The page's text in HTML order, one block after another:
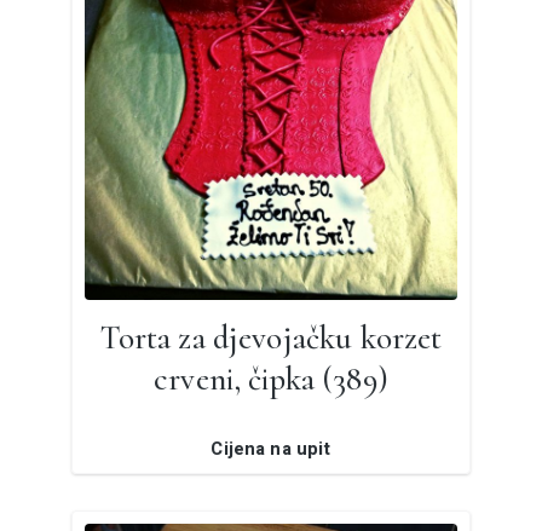
Torta za djevojačku korzet
crveni, čipka (389)
Cijena na upit